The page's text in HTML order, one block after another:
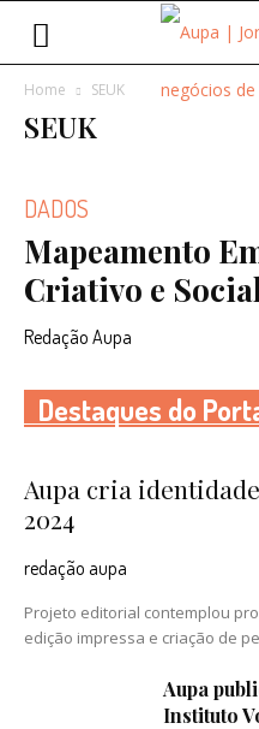
Home SEUK
SEUK
DADOS
Mapeamento
Criativo e
Redação Aupa
Destaques do
Aupa cria
2024
redação aupa
Projeto editorial contemplou
edição impressa e criação de
Aupa
Instituto